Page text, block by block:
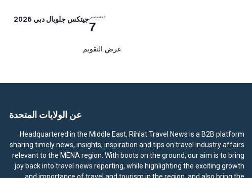
ديسمبر
7جيتكس جلوبال دبي 2026
عرض التقويم
عن الولايات المتحدة
Headquartered in the Middle East, Rihlat Travel News is a B2B platform
sharing timely news, insights, inspiration and tips on travel industry affairs
relevant to the MENA region. With boots on the ground, our aim is to bring
joy back into travel news reporting, while highlighting the exciting growth